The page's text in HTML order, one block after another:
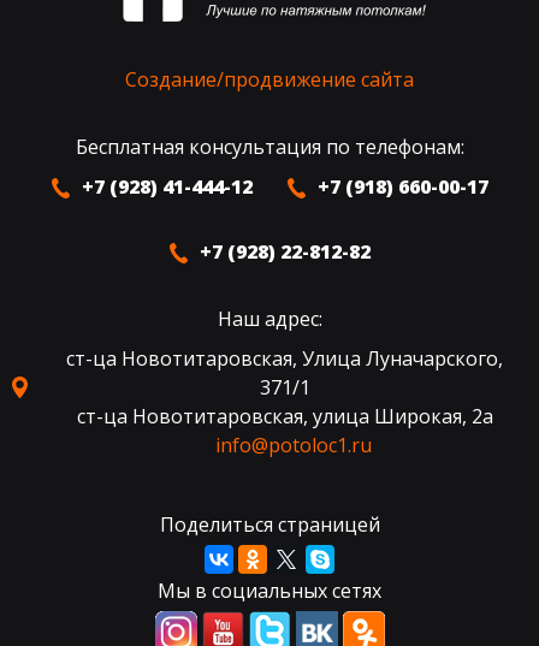
Создание/продвижение сайта
Бесплатная консультация по телефонам:
+7 (928) 41-444-12
+7 (918) 660-00-17
+7 (928) 22-812-82
Наш адрес:
ст-ца Новотитаровская, Улица Луначарского,
371/1
ст-ца Новотитаровская, улица Широкая, 2а
info@potoloc1.ru
Поделиться страницей
Мы в социальных сетях